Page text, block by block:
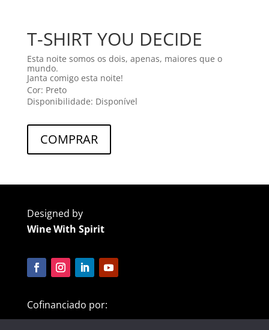
T-SHIRT YOU DECIDE
Esta noite somos os dois, apenas, maiores que o
mundo.
Janta comigo esta noite!
Cor: Preto
Disponibilidade: Disponível
COMPRAR
Designed by
Wine With Spirit
Cofinanciado por: